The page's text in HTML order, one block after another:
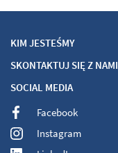
KIM JESTEŚMY
SKONTAKTUJ SIĘ Z NAMI
SOCIAL MEDIA
Facebook
Instagram